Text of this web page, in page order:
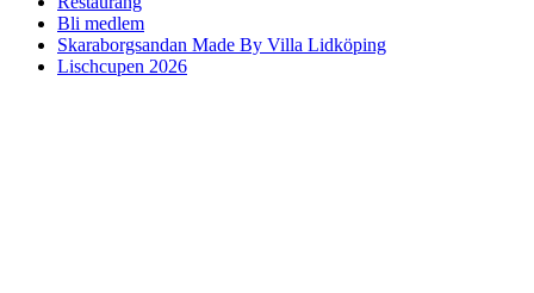
Bli medlem
Skaraborgsandan Made By Villa Lidköping
Lischcupen 2026